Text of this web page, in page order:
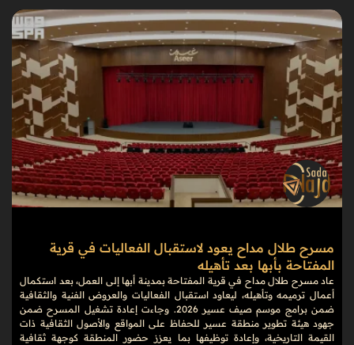
مسرح طلال مداح يعود لاستقبال الفعاليات في قرية
المفتاحة بأبها بعد تأهيله
عاد مسرح طلال مداح في قرية المفتاحة بمدينة أبها إلى العمل، بعد استكمال
أعمال ترميمه وتأهيله، ليعاود استقبال الفعاليات والعروض الفنية والثقافية
ضمن برامج موسم صيف عسير 2026. وجاءت إعادة تشغيل المسرح ضمن
جهود هيئة تطوير منطقة عسير للحفاظ على المواقع والأصول الثقافية ذات
القيمة التاريخية، وإعادة توظيفها بما يعزز حضور المنطقة كوجهة ثقافية